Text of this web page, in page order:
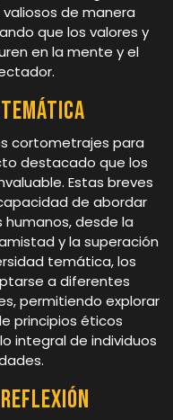
de manera
que los valores y
en la mente y el
cortometrajes para
destacado que los
Estas breves
de abordar
desde la
y la superación
temática, los
a diferentes
permitiendo explorar
principios éticos
integral de individuos